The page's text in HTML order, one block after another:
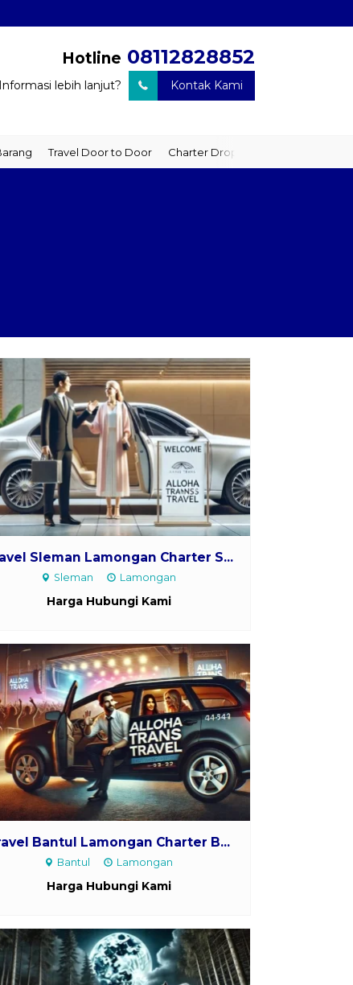
Hotline 08112828852
Informasi lebih lanjut? Kontak Kami
Travel Door to Door Charter Drop Off
Sleman Lamongan Charter S...
Sleman Lamongan
Harga Hubungi Kami
Bantul Lamongan Charter B...
Bantul Lamongan
Harga Hubungi Kami